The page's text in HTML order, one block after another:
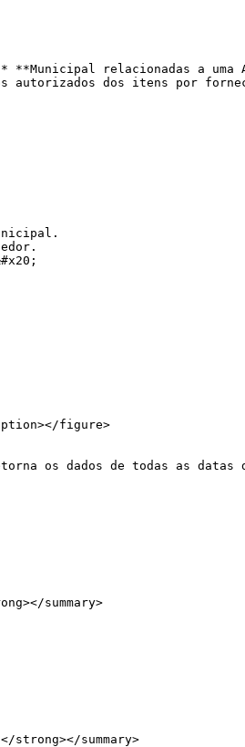
relacionadas a uma
dos itens por
figure>
os dados de todas as
summary>
strong></summary>